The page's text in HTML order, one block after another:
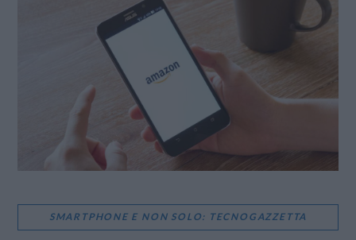
SMARTPHONE E NON SOLO: TECNOGAZZETTA